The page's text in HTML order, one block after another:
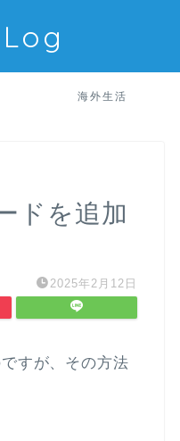
海外生活
ドを追加
2025年2月12日
すが、その方法